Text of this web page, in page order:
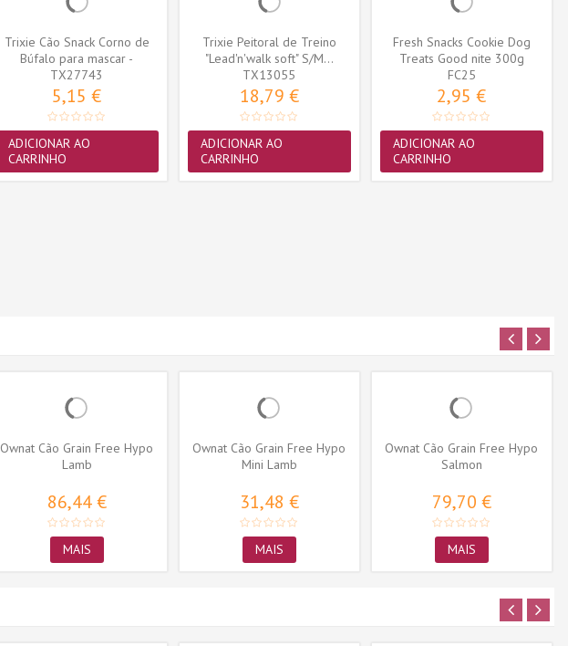
Trixie Cão Snack Corno de
Búfalo para mascar -
Grande...
TX27743
5,15 €
ADICIONAR AO
CARRINHO
Trixie Peitoral de Treino
"Lead'n'walk soft" S/M...
TX13055
18,79 €
ADICIONAR AO
CARRINHO
Fresh Snacks Cookie Dog
Treats Good nite 300g
FC25
2,95 €
ADICIONAR AO
CARRINHO
Ownat Cão Grain Free Hypo
Lamb
86,44 €
MAIS
Ownat Cão Grain Free Hypo
Mini Lamb
31,48 €
MAIS
Ownat Cão Grain Free Hypo
Salmon
79,70 €
MAIS